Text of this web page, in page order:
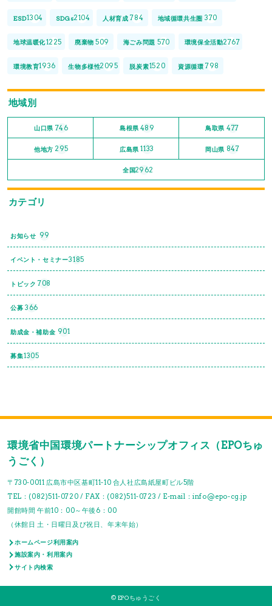
ESD1304 SDGs2104 人材育成 784 地域循環共生圏 370
地球温暖化1225 廃棄物 509 海ごみ問題 570 環境保全活動2767
環境教育1936 生物多様性2095 脱炭素1520 資源循環 798
地域別
山口県 746 島根県 489 鳥取県 477
他地方 295 広島県 1133 岡山県 847
全国2962
カテゴリ
お知らせ 99
イベント・セミナー3185
トピック 708
公募 366
助成金・補助金 901
募集1305
環境省中国環境パートナーシップオフィス（EPOちゅ
うごく）
〒730-0011 広島市中区基町11-10 合人社広島紙屋町ビル5階
TEL：(082)511-0720 / FAX：(082)511-0723 / E-mail：info@epo-cg.jp
開館時間 午前10：00～午後6：00
（休館日 土・日曜日及び祝日、年末年始）
ホームページ利用案内
施設案内・利用案内
サイト内検索
© EPOちゅうごく